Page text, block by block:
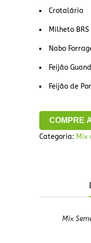
Crotalária
Milheto BRS
Nabo
Feijão
Feijão de
COMPRE
Categoria: Mix
Mix